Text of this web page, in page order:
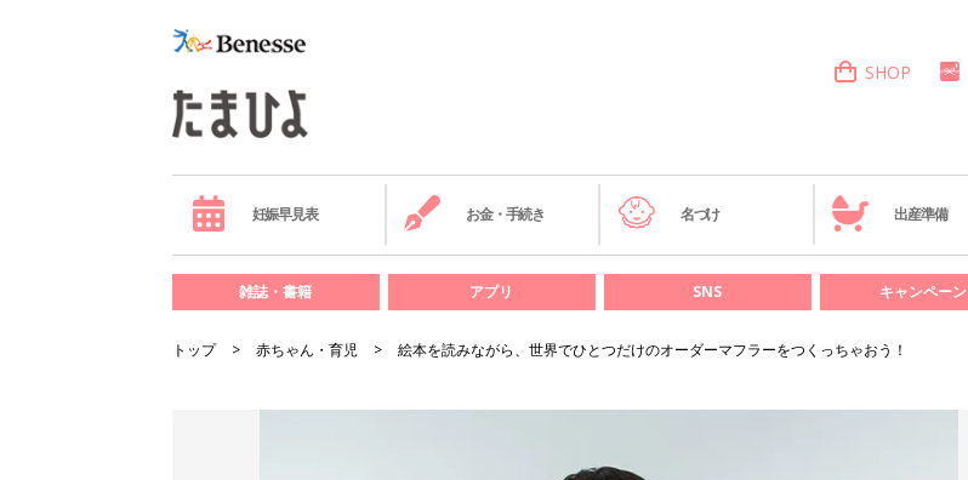
SHOP
妊娠早見表 お金・手続き 名づけ 出産準備
雑誌・書籍 アプリ SNS キャンペーン
トップ 赤ちゃん・育児 絵本を読みながら、世界でひとつだけのオーダーマフラーをつくっちゃおう！